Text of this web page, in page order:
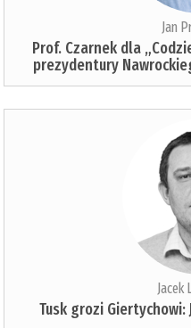
Jan
Prof. Czarnek dla
prezydentury
Jacek
Tusk grozi Giertychowi: